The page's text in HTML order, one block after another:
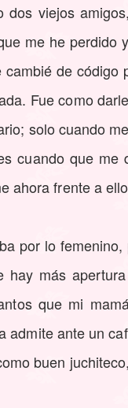
dos viejos
me he
de
Fue como
solo cuando
cuando que
ahora frente a
por lo
más
que mi
admite ante un
buen